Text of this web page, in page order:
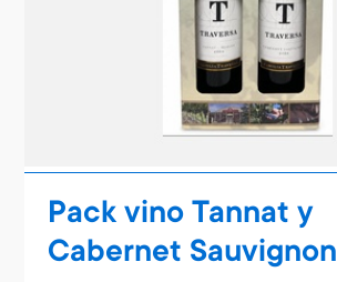
Pack vino Tannat y
Cabernet Sauvignon